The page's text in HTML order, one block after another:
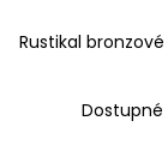
Rustikal